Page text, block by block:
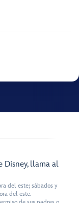
Disney, llama al
del este; sábados y
del este.